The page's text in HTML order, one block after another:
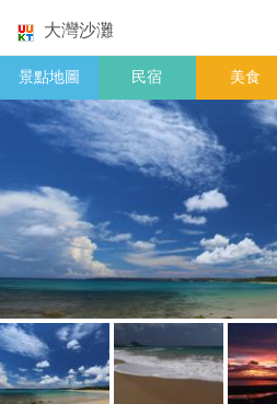
大灣沙灘
景點地圖 民宿 美食